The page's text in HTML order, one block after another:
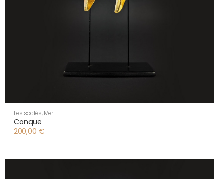
Les soclés, Mer
Conque
200,00 €